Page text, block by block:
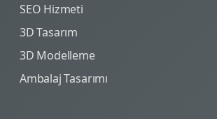
SEO Hizmeti
3D Tasarım
3D Modelleme
Ambalaj Tasarımı